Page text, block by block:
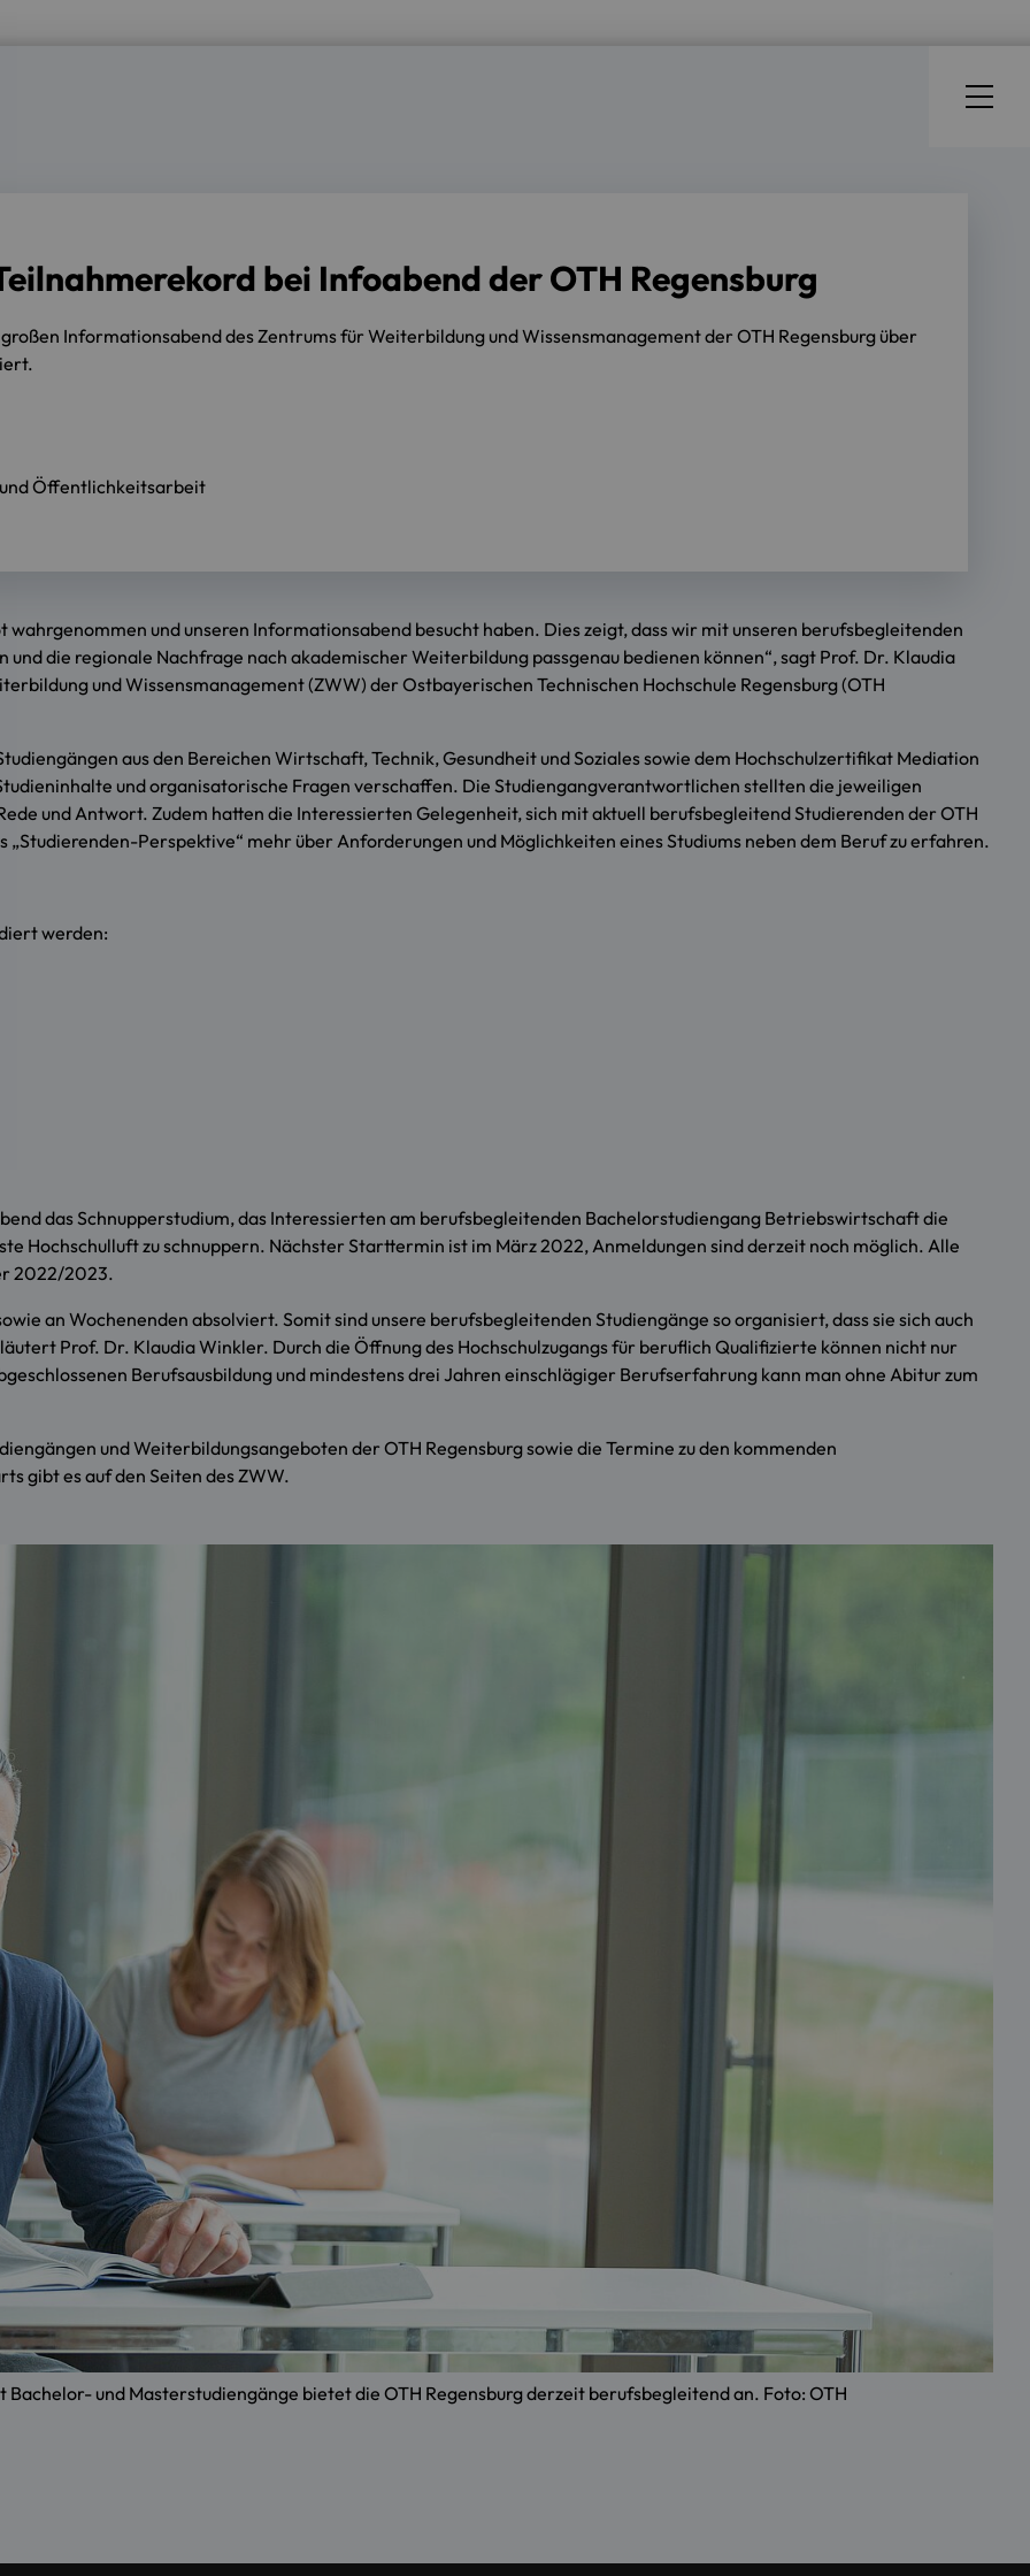
bei Infoabend der OTH Regensburg
Informationsabend des Zentrums für Weiterbildung und Wissensmanagement der OTH Regensburg über
und Öffentlichkeitsarbeit
wahrgenommen und unseren Informationsabend besucht haben. Dies zeigt, dass wir mit unseren berufsbegleitenden
die regionale Nachfrage nach akademischer Weiterbildung passgenau bedienen können“, sagt Prof. Dr. Klaudia
und Wissensmanagement (ZWW) der Ostbayerischen Technischen Hochschule Regensburg (OTH
aus den Bereichen Wirtschaft, Technik, Gesundheit und Soziales sowie dem Hochschulzertifikat Mediation
und organisatorische Fragen verschaffen. Die Studiengangverantwortlichen stellten die jeweiligen
und Antwort. Zudem hatten die Interessierten Gelegenheit, sich mit aktuell berufsbegleitend Studierenden der OTH
„Studierenden-Perspektive“ mehr über Anforderungen und Möglichkeiten eines Studiums neben dem Beruf zu erfahren.
werden:
das Schnupperstudium, das Interessierten am berufsbegleitenden Bachelorstudiengang Betriebswirtschaft die
Hochschulluft zu schnuppern. Nächster Starttermin ist im März 2022, Anmeldungen sind derzeit noch möglich. Alle
2022/2023.
an Wochenenden absolviert. Somit sind unsere berufsbegleitenden Studiengänge so organisiert, dass sie sich auch
Prof. Dr. Klaudia Winkler. Durch die Öffnung des Hochschulzugangs für beruflich Qualifizierte können nicht nur
Berufsausbildung und mindestens drei Jahren einschlägiger Berufserfahrung kann man ohne Abitur zum
und Weiterbildungsangeboten der OTH Regensburg sowie die Termine zu den kommenden
gibt es auf den Seiten des ZWW.
und Masterstudiengänge bietet die OTH Regensburg derzeit berufsbegleitend an. Foto: OTH